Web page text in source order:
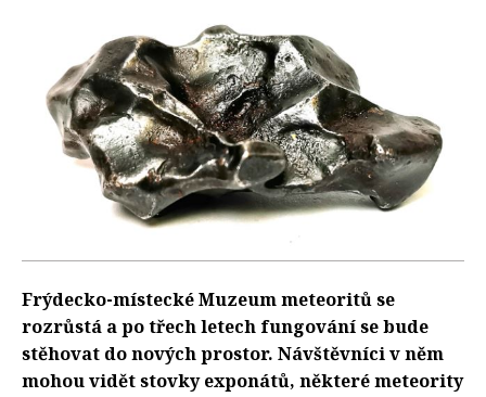
Frýdecko-místecké Muzeum meteoritů se
rozrůstá a po třech letech fungování se bude
stěhovat do nových prostor. Návštěvníci v něm
mohou vidět stovky exponátů, některé meteority